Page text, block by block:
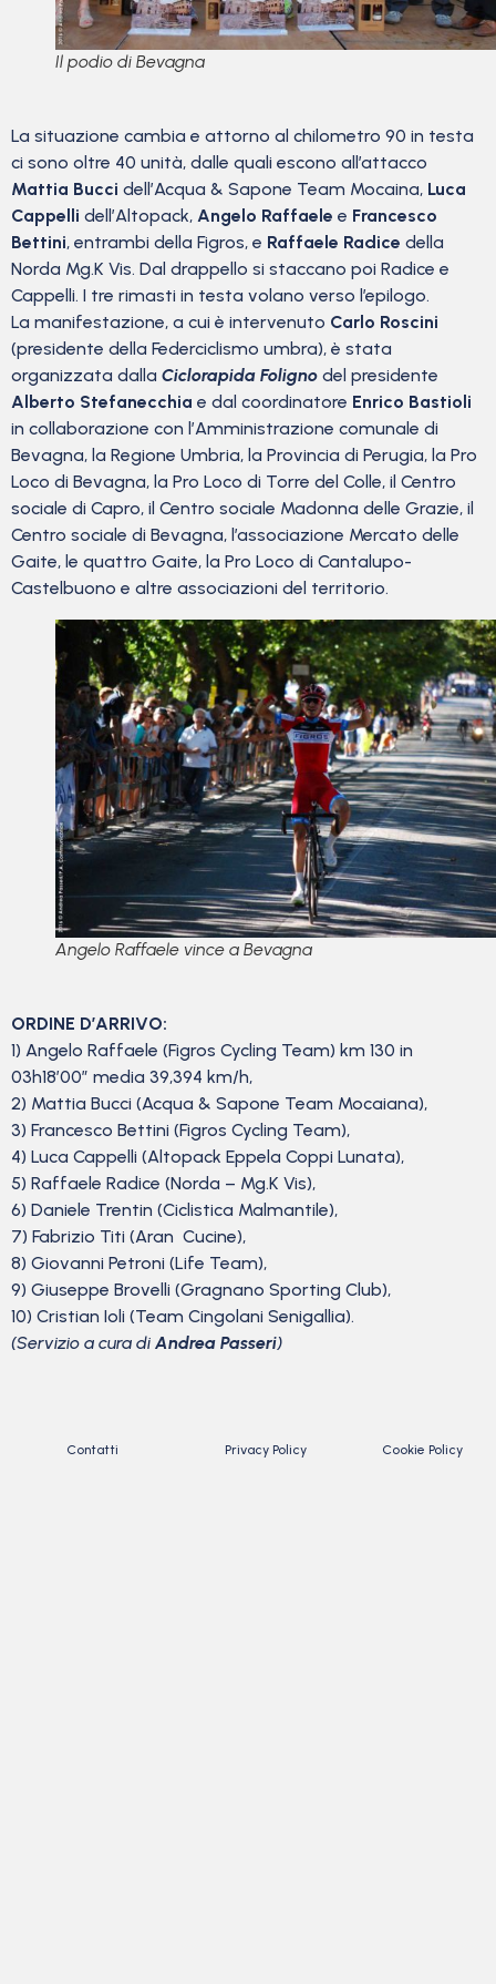
Il podio di Bevagna
La situazione cambia e attorno al chilometro 90 in testa
ci sono oltre 40 unità, dalle quali escono all’attacco
Mattia Bucci dell’Acqua & Sapone Team Mocaina, Luca
Cappelli dell’Altopack, Angelo Raffaele e Francesco
Bettini, entrambi della Figros, e Raffaele Radice della
Norda Mg.K Vis. Dal drappello si staccano poi Radice e
Cappelli. I tre rimasti in testa volano verso l’epilogo.
La manifestazione, a cui è intervenuto Carlo Roscini
(presidente della Federciclismo umbra), è stata
organizzata dalla Ciclorapida Foligno del presidente
Alberto Stefanecchia e dal coordinatore Enrico Bastioli
in collaborazione con l’Amministrazione comunale di
Bevagna, la Regione Umbria, la Provincia di Perugia, la Pro
Loco di Bevagna, la Pro Loco di Torre del Colle, il Centro
sociale di Capro, il Centro sociale Madonna delle Grazie, il
Centro sociale di Bevagna, l’associazione Mercato delle
Gaite, le quattro Gaite, la Pro Loco di Cantalupo-
Castelbuono e altre associazioni del territorio.
Angelo Raffaele vince a Bevagna
ORDINE D’ARRIVO:
1) Angelo Raffaele (Figros Cycling Team) km 130 in
03h18’00” media 39,394 km/h,
2) Mattia Bucci (Acqua & Sapone Team Mocaiana),
3) Francesco Bettini (Figros Cycling Team),
4) Luca Cappelli (Altopack Eppela Coppi Lunata),
5) Raffaele Radice (Norda – Mg.K Vis),
6) Daniele Trentin (Ciclistica Malmantile),
7) Fabrizio Titi (Aran Cucine),
8) Giovanni Petroni (Life Team),
9) Giuseppe Brovelli (Gragnano Sporting Club),
10) Cristian Ioli (Team Cingolani Senigallia).
(Servizio a cura di Andrea Passeri)
Contatti Privacy Policy Cookie Policy